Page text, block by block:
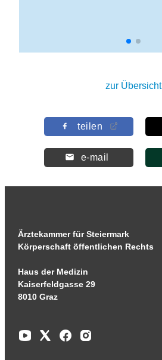
zur Übersicht
teilen
e-mail
Ärztekammer für Steiermark
Körperschaft öffentlichen Rechts
Haus der Medizin
Kaiserfeldgasse 29
8010 Graz